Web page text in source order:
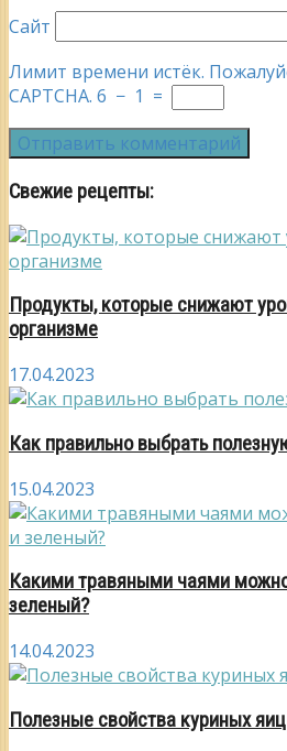
Сайт
Лимит времени истёк.
CAPTCHA. 6 − 1 =
Свежие рецепты:
Продукты, которые снижают
организме
17.04.2023
Как правильно выбрать
15.04.2023
Какими травяными чаями
зеленый?
14.04.2023
Полезные свойства куриных яиц